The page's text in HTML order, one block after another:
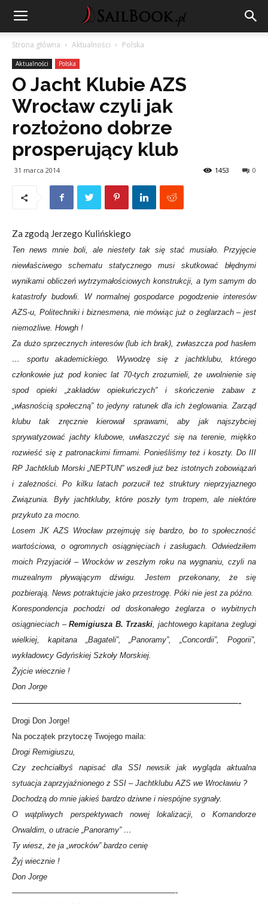
Strona główna Aktualności Polska
Aktualności Polska
O Jacht Klubie AZS
Wrocław czyli jak
rozłożono dobrze
prosperujący klub
31 marca 2014 0
1453
Za zgodą Jerzego Kulińskiego
Ten news mnie boli, ale niestety tak się stać musiało. Przyjęcie
niewłaściwego schematu statycznego musi skutkować błędnymi
wynikami obliczeń wytrzymałościowych konstrukcji, a tym samym do
katastrofy budowli. W normalnej gospodarce pogodzenie interesów
AZS-u, Politechniki i biznesmena, nie mówiąc już o żeglarzach – jest
niemożliwe. Howgh !
Za dużo sprzecznych interesów (lub ich brak), zwłaszcza pod hasłem
… sportu akademickiego. Wywodzę się z jachtklubu, którego
członkowie już pod koniec lat 70-tych zrozumieli, że uwolnienie się
spod opieki „zakładów opiekuńczych” i skończenie zabaw z
„własnością społeczną” to jedyny ratunek dla ich żeglowania. Zarząd
klubu tak zręcznie kierował sprawami, aby jak najszybciej
sprywatyzować jachty klubowe, uwłaszczyć się na terenie, miękko
rozwieść się z patronackimi firmami. Ponieśliśmy też i koszty. Do III
RP Jachtklub Morski „NEPTUN” wszedł już bez istotnych zobowiązań
i zależności. Po kilku latach porzucił też struktury nieprzyjaznego
Związunia. Były jachtkluby, które poszły tym tropem, ale niektóre
przykuto za mocno.
Losem JK AZS Wrocław przejmuję się bardzo, bo to społeczność
wartościowa, o ogromnych osiągnięciach i zasługach. Odwiedziłem
moich Przyjaciół – Wrocków w zeszłym roku na wygnaniu, czyli na
muzealnym pływającym dźwigu. Jestem przekonany, że się
pozbierają. News potraktujcie jako przestrogę. Póki nie jest za późno.
Korespondencja pochodzi od doskonałego żeglarza o wybitnych
osiągnieciach –Remigiusza B. Trzaski, jachtowego kapitana żeglugi
wielkiej, kapitana „Bagateli”, „Panoramy”, „Concordii”, Pogorii”,
wykładowcy Gdyńskiej Szkoły Morskiej.
Żyjcie wiecznie !
Don Jorge
—————————————————————-
Drogi Don Jorge!
Na początek przytoczę Twojego maila:
Drogi Remigiuszu,
Czy zechciałbyś napisać dla SSI newsik jak wygląda aktualna
sytuacja zaprzyjaźnionego z SSI – Jachtklubu AZS we Wrocławiu ?
Dochodzą do mnie jakieś bardzo dziwne i niespójne sygnały.
O wątpliwych perspektywach nowej lokalizacji, o Komandorze
Orwaldim, o utracie „Panoramy” …
Ty wiesz, że ja „wrocków” bardzo cenię
Żyj wiecznie !
Don Jorge
—————————————————————-